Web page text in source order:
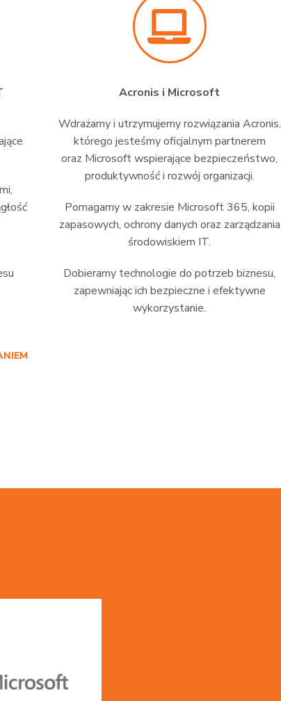
Acronis i Microsoft
Wdrażamy i utrzymujemy rozwiązania Acronis,
którego jesteśmy oficjalnym partnerem
oraz Microsoft wspierające bezpieczeństwo,
produktywność i rozwój organizacji.
Pomagamy w zakresie Microsoft 365, kopii
zapasowych, ochrony danych oraz zarządzania
środowiskiem IT.
Dobieramy technologie do potrzeb biznesu,
zapewniając ich bezpieczne i efektywne
wykorzystanie.